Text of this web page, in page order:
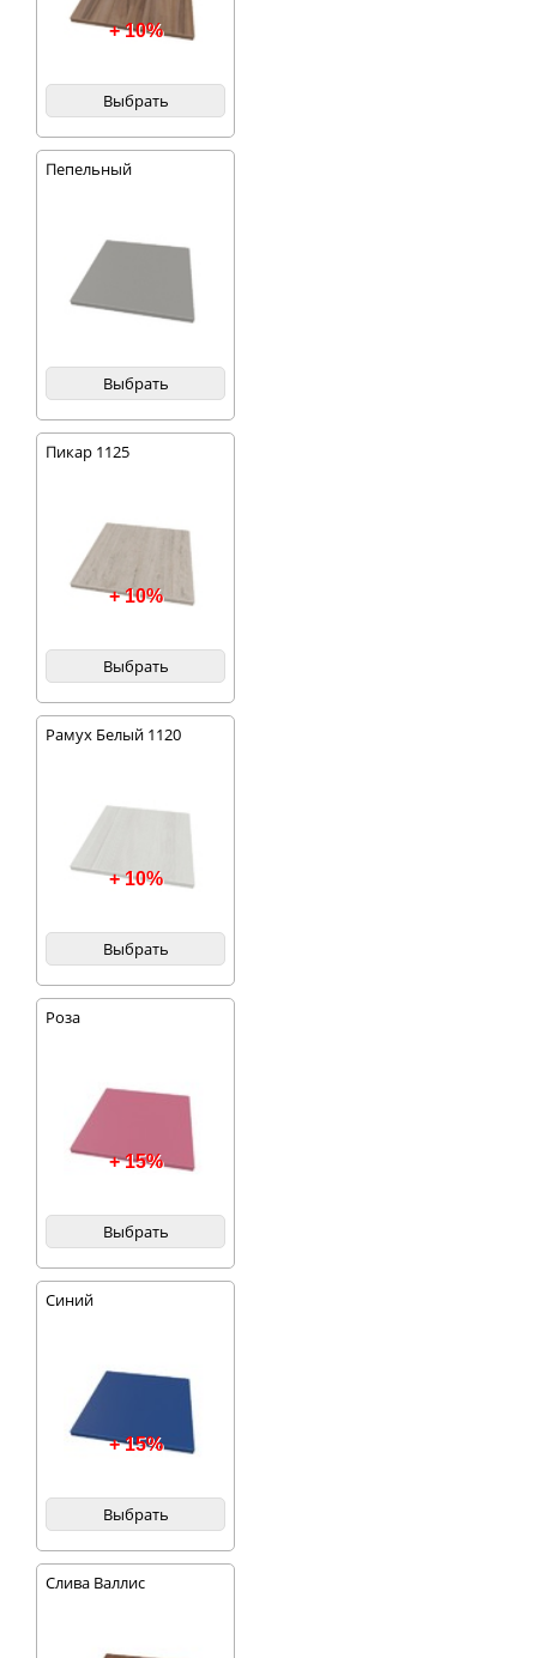
+ 10%
Выбрать
Пепельный
Выбрать
Пикар 1125
+ 10%
Выбрать
Рамух Белый 1120
+ 10%
Выбрать
Роза
+ 15%
Выбрать
Синий
+ 15%
Выбрать
Слива Валлис